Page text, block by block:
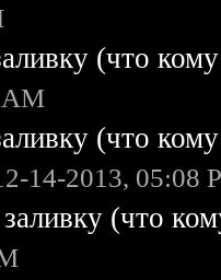
(что
AM
(что
14-2013, 05:08
(что